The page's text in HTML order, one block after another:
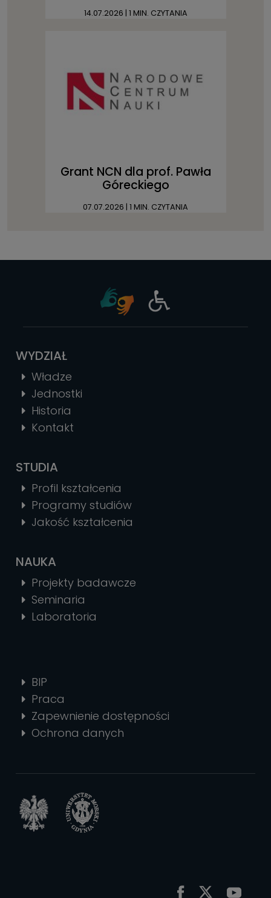
14.07.2026 | 1 MIN. CZYTANIA
Grant NCN dla prof. Pawła
Góreckiego
07.07.2026 | 1 MIN. CZYTANIA
WYDZIAŁ
Władze
Jednostki
Historia
Kontakt
STUDIA
Profil kształcenia
Programy studiów
Jakość kształcenia
NAUKA
Projekty badawcze
Seminaria
Laboratoria
BIP
Praca
Zapewnienie dostępności
Ochrona danych